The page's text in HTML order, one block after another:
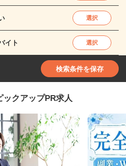
選択
イト 選択
検索条件を保存
ックアップPR求人